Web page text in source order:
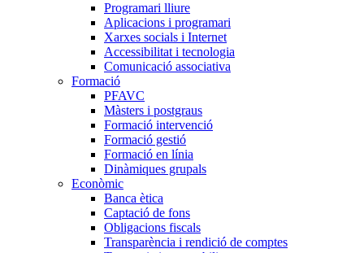
Programari lliure
Aplicacions i programari
Xarxes socials i Internet
Accessibilitat i tecnologia
Comunicació associativa
Formació
PFAVC
Màsters i postgraus
Formació intervenció
Formació gestió
Formació en línia
Dinàmiques grupals
Econòmic
Banca ètica
Captació de fons
Obligacions fiscals
Transparència i rendició de comptes